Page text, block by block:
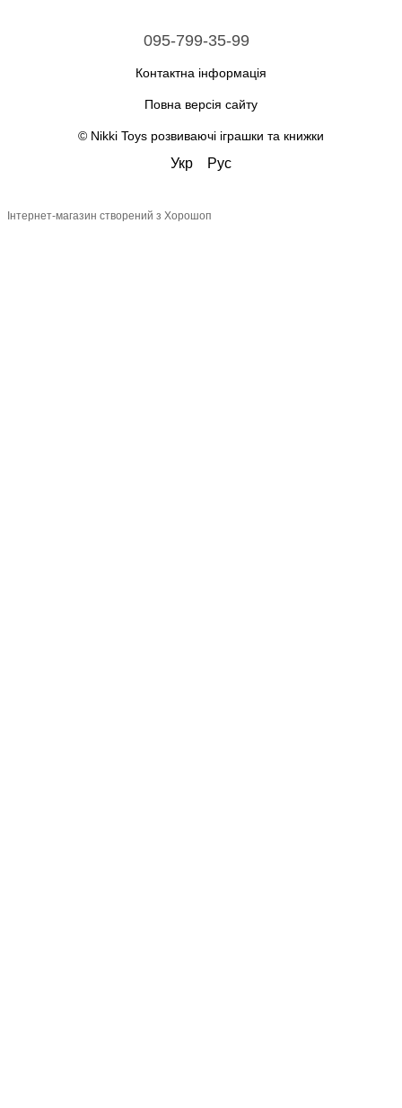
095-799-35-99
Контактна інформація
Повна версія сайту
© Nikki Toys розвиваючі іграшки та книжки
Укр Рус
Інтернет-магазин створений з Хорошоп